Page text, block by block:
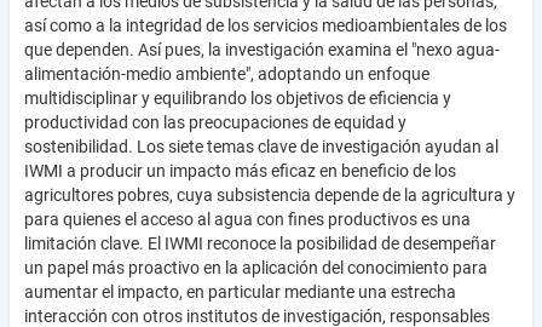
así como a la integridad de los servicios medioambientales de los
que dependen. Así pues, la investigación examina el "nexo agua-
alimentación-medio ambiente", adoptando un enfoque
multidisciplinar y equilibrando los objetivos de eficiencia y
productividad con las preocupaciones de equidad y
sostenibilidad. Los siete temas clave de investigación ayudan al
IWMI a producir un impacto más eficaz en beneficio de los
agricultores pobres, cuya subsistencia depende de la agricultura y
para quienes el acceso al agua con fines productivos es una
limitación clave. El IWMI reconoce la posibilidad de desempeñar
un papel más proactivo en la aplicación del conocimiento para
aumentar el impacto, en particular mediante una estrecha
interacción con otros institutos de investigación, responsables